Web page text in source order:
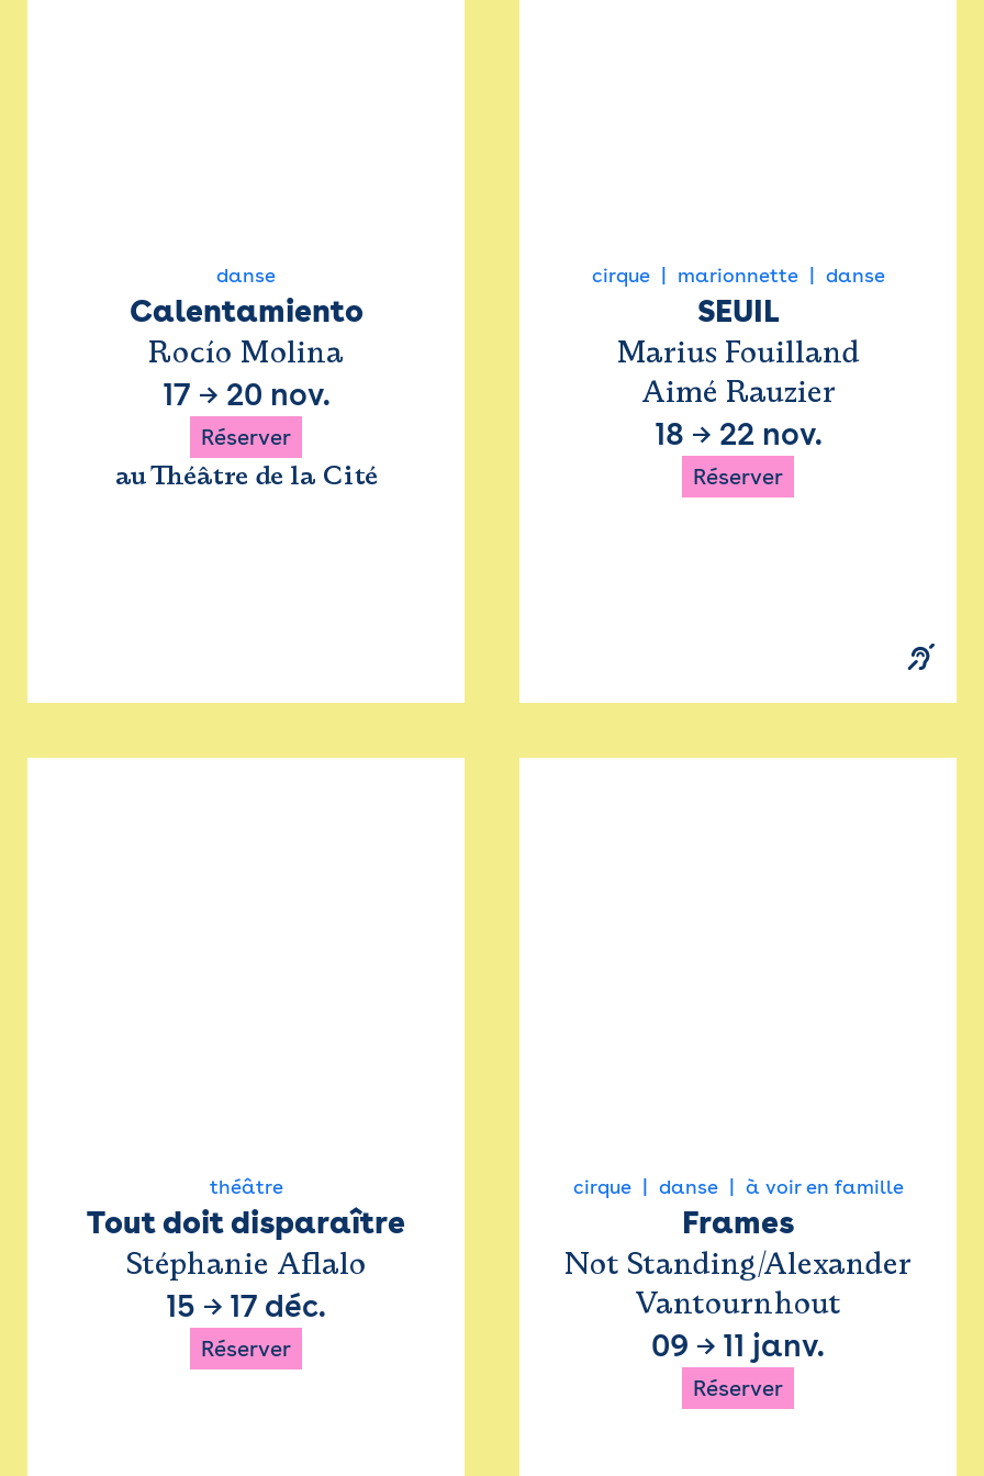
danse
Calentamiento
Rocío Molina
17 → 20 nov.
Réserver
au Théâtre de la Cité
cirque marionnette danse
SEUIL
Marius Fouilland
Aimé Rauzier
18 → 22 nov.
Réserver
théâtre
Tout doit disparaître
Stéphanie Aflalo
15 → 17 déc.
Réserver
cirque danse à voir en famille
Frames
Not Standing/Alexander
Vantournhout
09 → 11 janv.
Réserver